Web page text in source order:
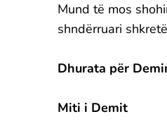
Mund të mos
shndërruari
Dhurata për
Miti i Demit